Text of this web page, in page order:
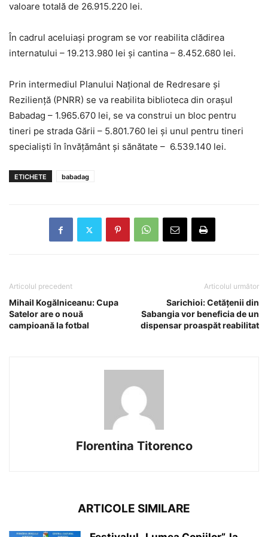
valoare totală de 26.915.220 lei.
În cadrul aceluiași program se vor reabilita clădirea
internatului – 19.213.980 lei și cantina – 8.452.680 lei.
Prin intermediul Planului Național de Redresare și
Reziliență (PNRR) se va reabilita biblioteca din orașul
Babadag – 1.965.670 lei, se va construi un bloc pentru
tineri pe strada Gării – 5.801.760 lei și unul pentru tineri
specialiști în învățământ și sănătate – 6.539.140 lei.
ETICHETE babadag
Articolul precedent
Mihail Kogălniceanu: Cupa
Satelor are o nouă
campioană la fotbal
Articolul următor
Sarichioi: Cetățenii din
Sabangia vor beneficia de un
dispensar proaspăt reabilitat
Florentina Titorenco
ARTICOLE SIMILARE